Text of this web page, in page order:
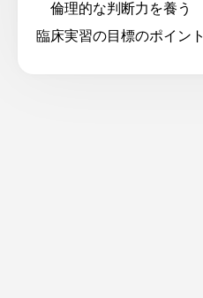
倫理的な判断力を養う
臨床実習の目標のポイント